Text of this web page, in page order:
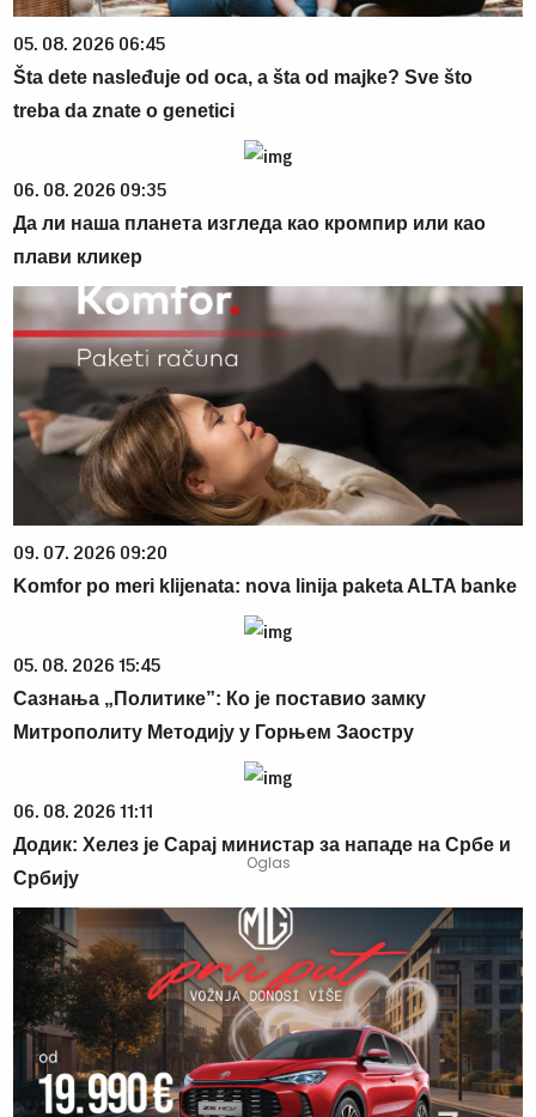
05. 08. 2026 06:45
Šta dete nasleđuje od oca, a šta od majke? Sve što
treba da znate o genetici
06. 08. 2026 09:35
Да ли наша планета изгледа као кромпир или као
плави кликер
09. 07. 2026 09:20
Komfor po meri klijenata: nova linija paketa ALTA banke
05. 08. 2026 15:45
Сазнања „Политике”: Ко је поставио замку
Митрополиту Методију у Горњем Заостру
06. 08. 2026 11:11
Додик: Хелез је Сарај министар за нападе на Србе и
Србију